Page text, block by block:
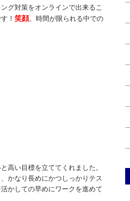
グ対策をオンラインで出来るこ
！笑顔。時間が限られる中での
高い目標を立ててくれました。
かなり長めにかつしっかりテス
かしての早めにワークを進めて